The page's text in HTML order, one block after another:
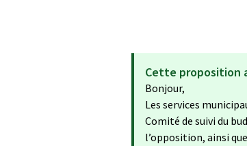
Cette proposition
Bonjour,
Les services
Comité de suivi du
l’opposition, ainsi